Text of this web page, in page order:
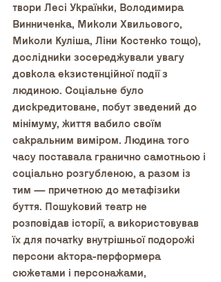
твори Лесі Українки, Володимира
Винниченка, Миколи Хвильового,
Миколи Куліша, Ліни Костенко тощо),
дослідники зосереджували увагу
довкола екзистенційної події з
людиною. Соціальне було
дискредитоване, побут зведений до
мінімуму, життя вабило своїм
сакральним виміром. Людина того
часу поставала гранично самотньою і
соціально розгубленою, а разом із
тим — причетною до метафізики
буття. Пошуковий театр не
розповідав історії, а використовував
їх для початку внутрішньої подорожі
персони актора-перформера
сюжетами і персонажами,